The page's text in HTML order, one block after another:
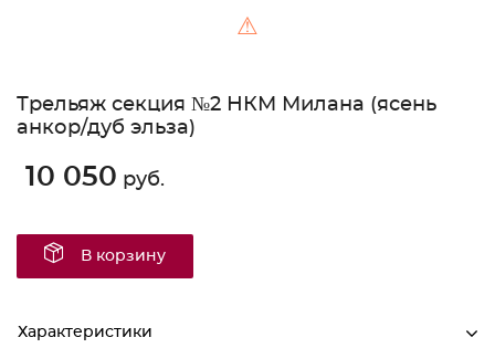
⚠
Трельяж секция №2 НКМ Милана (ясень
анкор/дуб эльза)
10 050 руб.
В корзину
Характеристики